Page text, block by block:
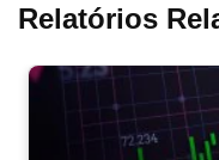
Relatórios